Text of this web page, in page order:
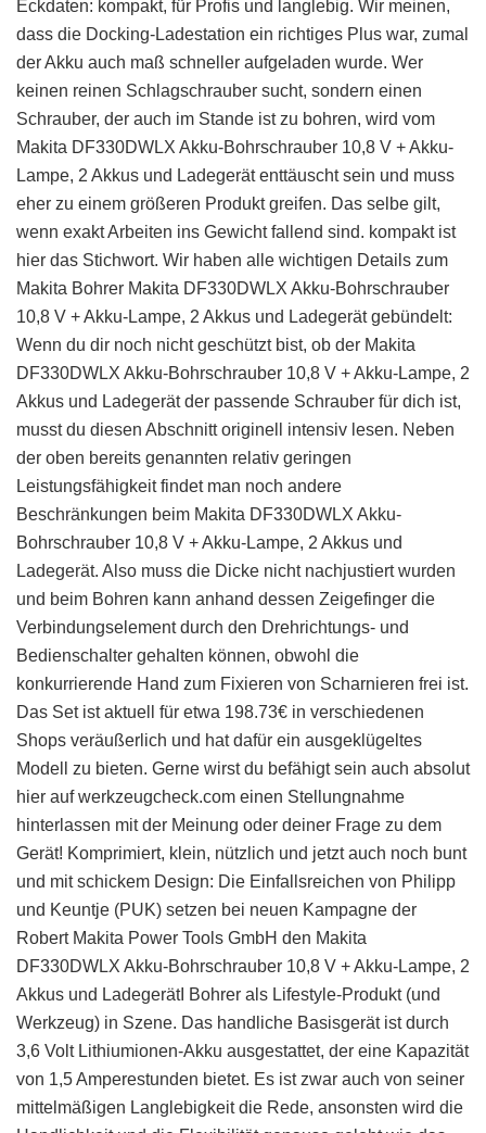
Eckdaten: kompakt, für Profis und langlebig. Wir meinen,
dass die Docking-Ladestation ein richtiges Plus war, zumal
der Akku auch maß schneller aufgeladen wurde. Wer
keinen reinen Schlagschrauber sucht, sondern einen
Schrauber, der auch im Stande ist zu bohren, wird vom
Makita DF330DWLX Akku-Bohrschrauber 10,8 V + Akku-
Lampe, 2 Akkus und Ladegerät enttäuscht sein und muss
eher zu einem größeren Produkt greifen. Das selbe gilt,
wenn exakt Arbeiten ins Gewicht fallend sind. kompakt ist
hier das Stichwort. Wir haben alle wichtigen Details zum
Makita Bohrer Makita DF330DWLX Akku-Bohrschrauber
10,8 V + Akku-Lampe, 2 Akkus und Ladegerät gebündelt:
Wenn du dir noch nicht geschützt bist, ob der Makita
DF330DWLX Akku-Bohrschrauber 10,8 V + Akku-Lampe, 2
Akkus und Ladegerät der passende Schrauber für dich ist,
musst du diesen Abschnitt originell intensiv lesen. Neben
der oben bereits genannten relativ geringen
Leistungsfähigkeit findet man noch andere
Beschränkungen beim Makita DF330DWLX Akku-
Bohrschrauber 10,8 V + Akku-Lampe, 2 Akkus und
Ladegerät. Also muss die Dicke nicht nachjustiert wurden
und beim Bohren kann anhand dessen Zeigefinger die
Verbindungselement durch den Drehrichtungs- und
Bedienschalter gehalten können, obwohl die
konkurrierende Hand zum Fixieren von Scharnieren frei ist.
Das Set ist aktuell für etwa 198.73€ in verschiedenen
Shops veräußerlich und hat dafür ein ausgeklügeltes
Modell zu bieten. Gerne wirst du befähigt sein auch absolut
hier auf werkzeugcheck.com einen Stellungnahme
hinterlassen mit der Meinung oder deiner Frage zu dem
Gerät! Komprimiert, klein, nützlich und jetzt auch noch bunt
und mit schickem Design: Die Einfallsreichen von Philipp
und Keuntje (PUK) setzen bei neuen Kampagne der
Robert Makita Power Tools GmbH den Makita
DF330DWLX Akku-Bohrschrauber 10,8 V + Akku-Lampe, 2
Akkus und LadegerätI Bohrer als Lifestyle-Produkt (und
Werkzeug) in Szene. Das handliche Basisgerät ist durch
3,6 Volt Lithiumionen-Akku ausgestattet, der eine Kapazität
von 1,5 Amperestunden bietet. Es ist zwar auch von seiner
mittelmäßigen Langlebigkeit die Rede, ansonsten wird die